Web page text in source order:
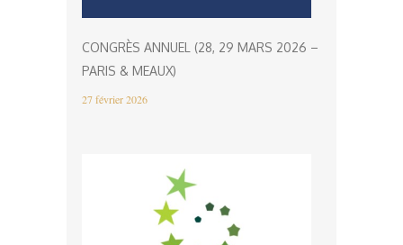
CONGRÈS ANNUEL (28, 29 MARS 2026 –
PARIS & MEAUX)
27 février 2026